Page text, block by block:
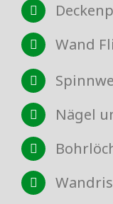
Wand
Nägel